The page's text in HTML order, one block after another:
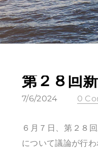
第２８回
7/6/2024 0
６月７日、第２８
について議論が行わ